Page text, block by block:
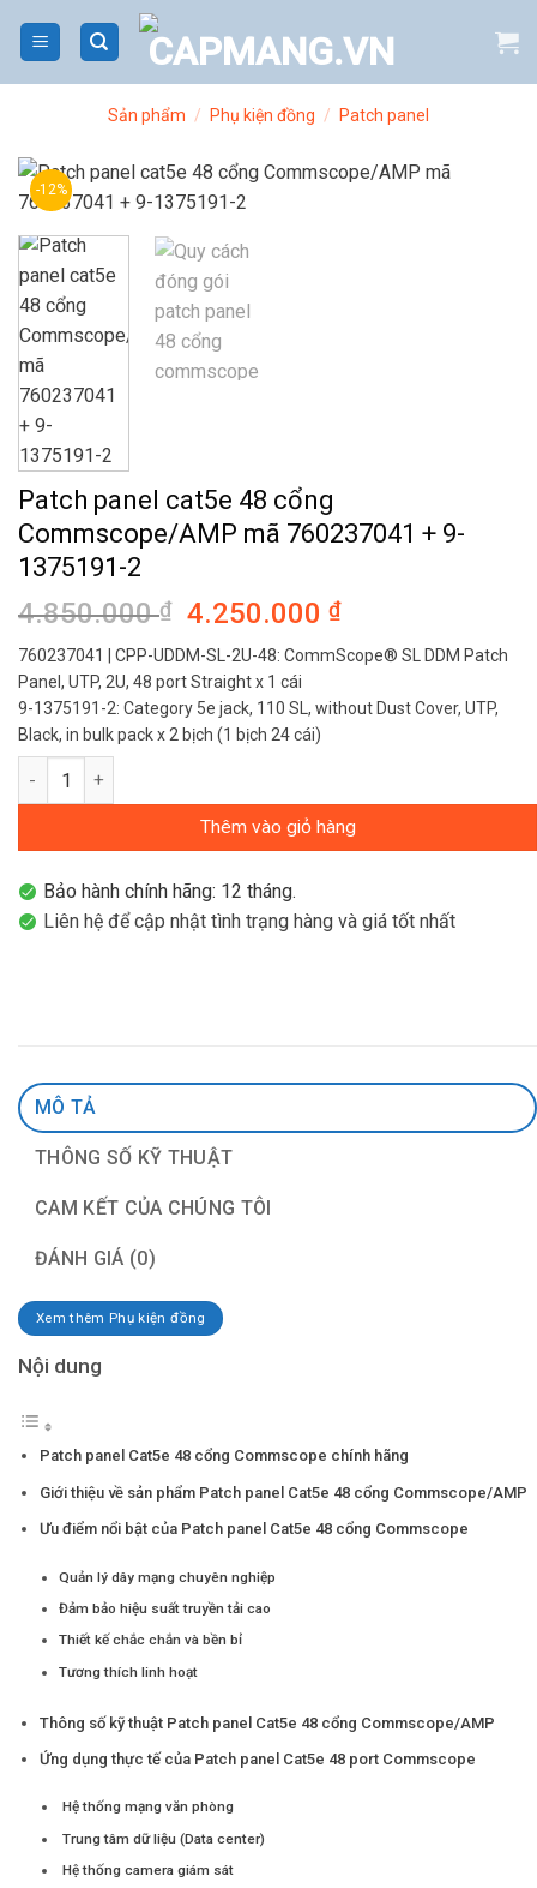
Sản phẩm / Phụ kiện đồng / Patch panel
-12%
Patch panel cat5e 48 cổng
Commscope/AMP mã 760237041 + 9-
1375191-2
4.850.000₫
Giá
gốc
là:
4.850.000 ₫.
4.250.000₫Giá
hiện
tại
là:
760237041 | CPP-UDDM-SL-2U-48: CommScope® SL DDM Patch
Panel, UTP, 2U, 48 port Straight x 1 cái
9-1375191-2: Category 5e jack, 110 SL, without Dust Cover, UTP,
Black, in bulk pack x 2 bịch (1 bịch 24 cái)
Patch panel cat5e 48 cổng Commscope/AMP mã 760237041 +
Thêm vào giỏ hàng
Bảo hành chính hãng: 12 tháng.
Liên hệ để cập nhật tình trạng hàng và giá tốt nhất
MÔ TẢ
THÔNG SỐ KỸ THUẬT
CAM KẾT CỦA CHÚNG TÔI
ĐÁNH GIÁ (0)
Xem thêm Phụ kiện đồng
Nội dung
Patch panel Cat5e 48 cổng Commscope chính hãng
Giới thiệu về sản phẩm Patch panel Cat5e 48 cổng Commscope/AMP
Ưu điểm nổi bật của Patch panel Cat5e 48 cổng Commscope
Quản lý dây mạng chuyên nghiệp
Đảm bảo hiệu suất truyền tải cao
Thiết kế chắc chắn và bền bỉ
Tương thích linh hoạt
Thông số kỹ thuật Patch panel Cat5e 48 cổng Commscope/AMP
Ứng dụng thực tế của Patch panel Cat5e 48 port Commscope
Hệ thống mạng văn phòng
Trung tâm dữ liệu (Data center)
Hệ thống camera giám sát